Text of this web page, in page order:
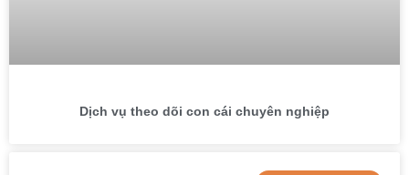
Dịch vụ theo dõi con cái chuyên nghiệp